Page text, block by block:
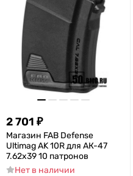
2 701 ₽
Магазин FAB Defense
Ultimag AK 10R для АК-47
7.62x39 10 патронов
Нет в наличии